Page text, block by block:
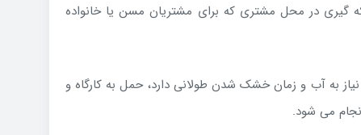
گیری در محل مشتری که برای مشتریان مسن یا خانواده
به آب و زمان خشک شدن طولانی دارد، حمل به کارگاه و
می شود.